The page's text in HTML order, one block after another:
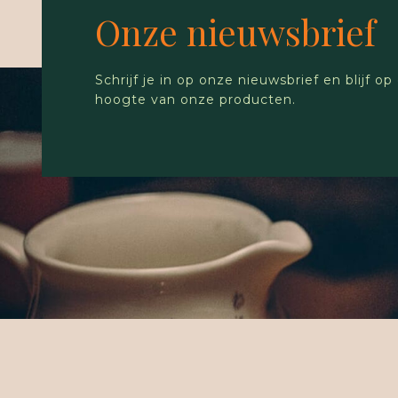
Onze nieuwsbrief
Schrijf je in op onze nieuwsbrief en blijf op
hoogte van onze producten.